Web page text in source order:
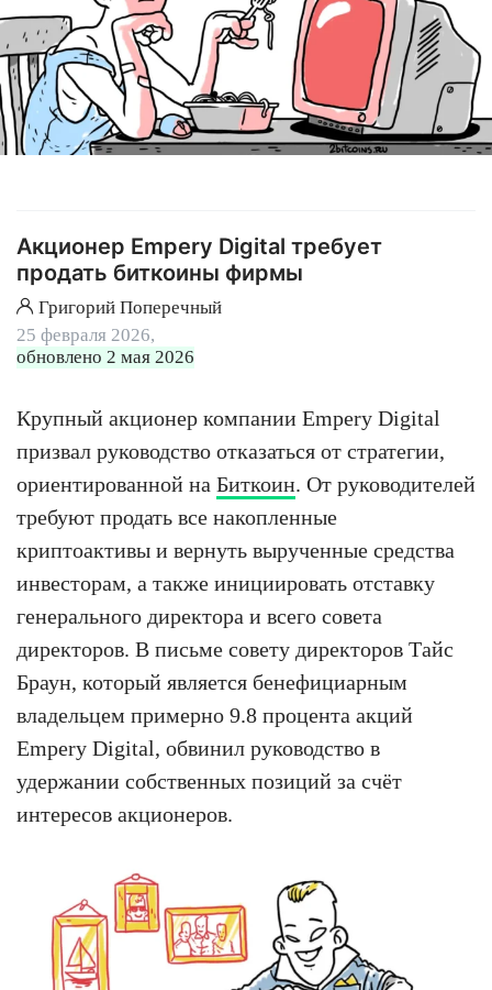
Акционер Empery Digital требует
продать биткоины фирмы
Григорий Поперечный
25 февраля 2026,
обновлено 2 мая 2026
Крупный акционер компании Empery Digital
призвал руководство отказаться от стратегии,
ориентированной на Биткоин. От руководителей
требуют продать все накопленные
криптоактивы и вернуть вырученные средства
инвесторам, а также инициировать отставку
генерального директора и всего совета
директоров. В письме совету директоров Тайс
Браун, который является бенефициарным
владельцем примерно 9.8 процента акций
Empery Digital, обвинил руководство в
удержании собственных позиций за счёт
интересов акционеров.